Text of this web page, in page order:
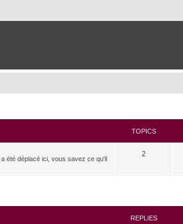
TOPICS
été déplacé ici, vous savez ce qu'il
2
REPLIES